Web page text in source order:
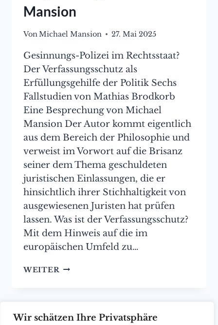
Wir schätzen Ihre Privatsphäre
Mansion
Von Michael Mansion 27. Mai 2025
Gesinnungs-Polizei im Rechtsstaat?
Der Verfassungsschutz als
Erfüllungsgehilfe der Politik Sechs
Fallstudien von Mathias Brodkorb
Eine Besprechung von Michael
Mansion Der Autor kommt eigentlich
aus dem Bereich der Philosophie und
verweist im Vorwort auf die Brisanz
seiner dem Thema geschuldeten
juristischen Einlassungen, die er
hinsichtlich ihrer Stichhaltigkeit von
ausgewiesenen Juristen hat prüfen
lassen. Was ist der Verfassungsschutz?
Mit dem Hinweis auf die im
europäischen Umfeld zu…
WEITER „GESINNUNGS-
VON
Seitennavigation
1 2 3 … 12 Nächste